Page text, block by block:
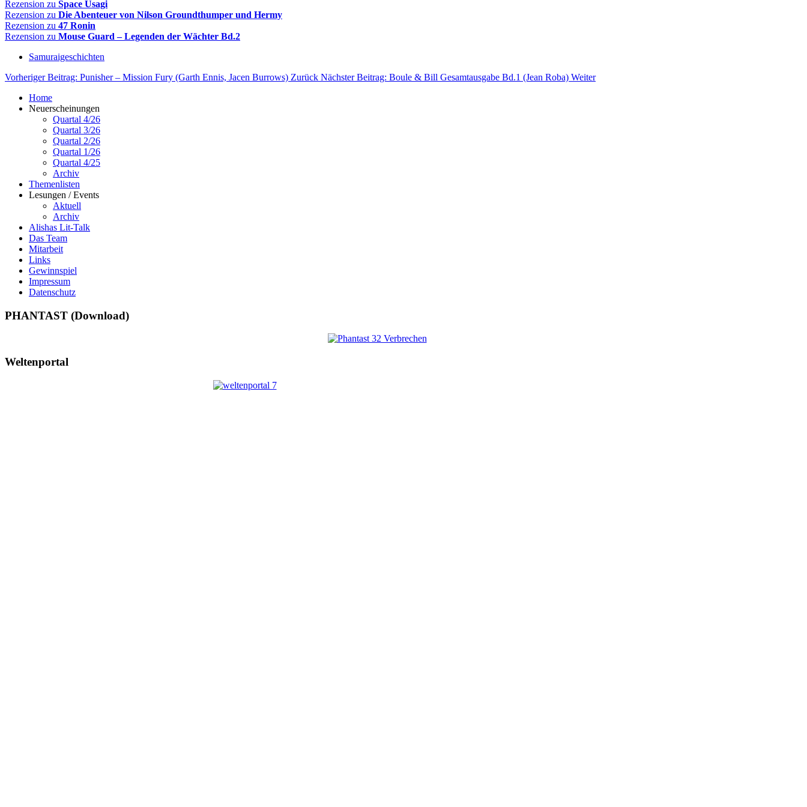
Rezension zu Space Usagi
Rezension zu Die Abenteuer von Nilson Groundthumper und Hermy
Rezension zu 47 Ronin
Rezension zu Mouse Guard – Legenden der Wächter Bd.2
Samuraigeschichten
Vorheriger Beitrag: Punisher – Mission Fury (Garth Ennis, Jacen Burrows) Zurück Nächster Beitrag: Boule & Bill Gesamtausgabe Bd.1 (Jean Roba) Weiter
Home
Neuerscheinungen
Quartal 4/26
Quartal 3/26
Quartal 2/26
Quartal 1/26
Quartal 4/25
Archiv
Themenlisten
Lesungen / Events
Aktuell
Archiv
Alishas Lit-Talk
Das Team
Mitarbeit
Links
Gewinnspiel
Impressum
Datenschutz
PHANTAST (Download)
Weltenportal